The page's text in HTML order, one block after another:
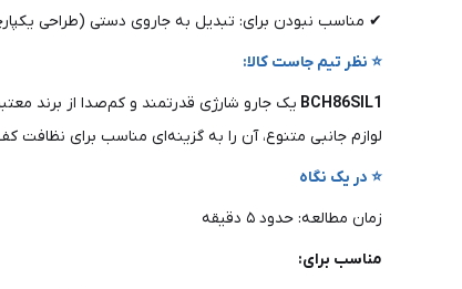
✔ مناسب نبودن برای: تبدیل به جاروی دستی (طراحی
⭐ نظر تیم جاست کالا:
BCH86SIL1 یک جارو شارژی قدرتمند و کم‌صدا از برند
لوازم جانبی متنوع، آن را به گزینه‌ای مناسب برای نظافت
⭐ در یک نگاه
زمان مطالعه: حدود ۵ دقیقه
مناسب برای: